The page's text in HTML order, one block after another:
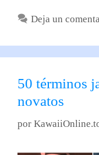
Deja un
50 términos
novatos
por